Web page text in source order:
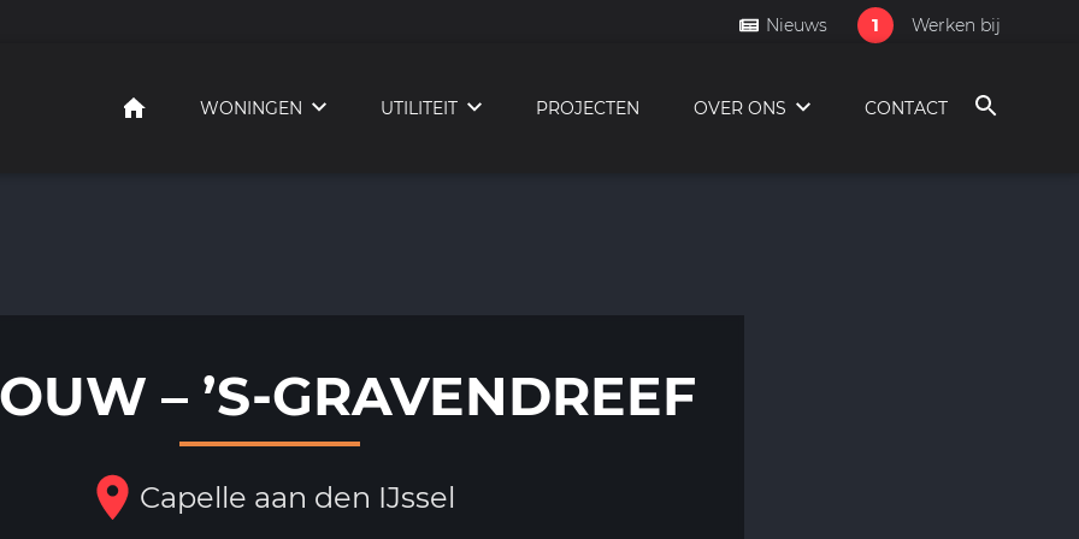
Nieuws 1 Werken bij
HOME WONINGEN UTILITEIT PROJECTEN OVER ONS CONTACT
– ’S-GRAVENDREEF
Capelle aan den IJssel